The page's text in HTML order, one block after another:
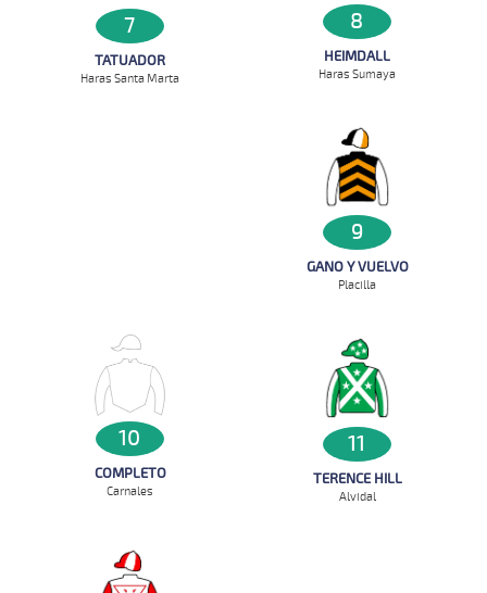
7
TATUADOR
Haras Santa Marta
8
HEIMDALL
Haras Sumaya
9
GANO Y VUELVO
Placilla
10
COMPLETO
Carnales
11
TERENCE HILL
Alvidal